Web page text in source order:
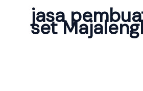
jasa
set